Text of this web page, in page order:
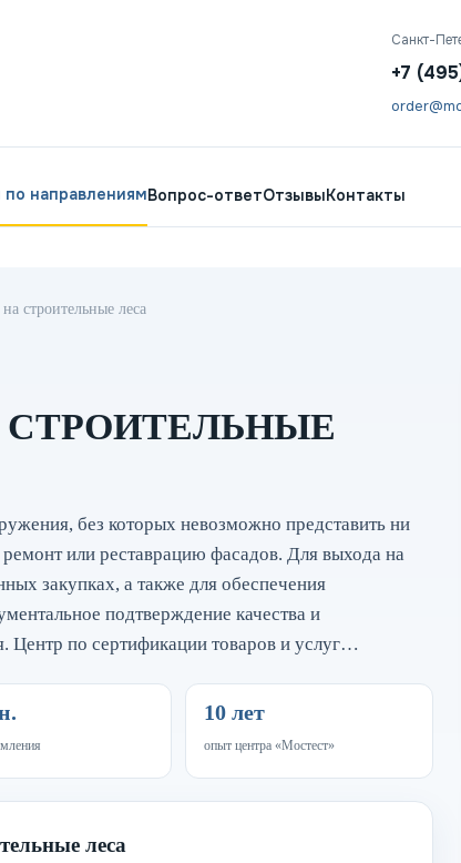
Санкт-
+7
направлениямВопрос-ответОтзывыКонтакты
строительные леса
без которых невозможно представить ни
или реставрацию фасадов. Для выхода на
закупках, а также для обеспечения
подтверждение качества и
Центр по сертификации товаров и услуг…
10 лет
опыт центра «Мостест»
леса